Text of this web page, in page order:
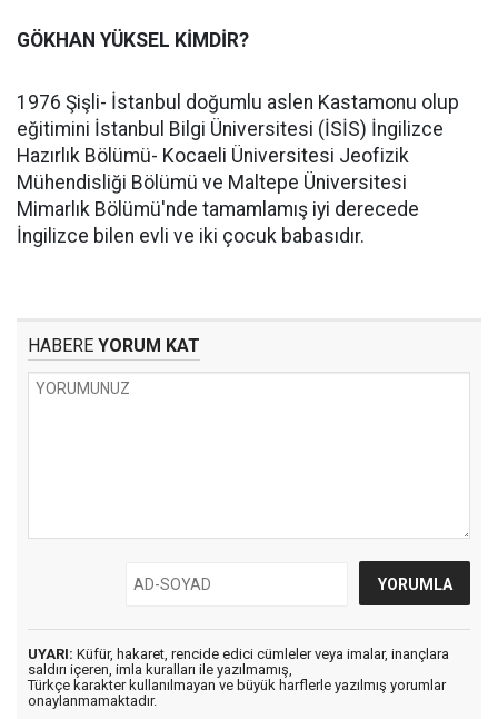
GÖKHAN YÜKSEL KİMDİR?
1976 Şişli- İstanbul doğumlu aslen Kastamonu olup
eğitimini İstanbul Bilgi Üniversitesi (İSİS) İngilizce
Hazırlık Bölümü- Kocaeli Üniversitesi Jeofizik
Mühendisliği Bölümü ve Maltepe Üniversitesi
Mimarlık Bölümü'nde tamamlamış iyi derecede
İngilizce bilen evli ve iki çocuk babasıdır.
HABERE YORUM KAT
UYARI: Küfür, hakaret, rencide edici cümleler veya imalar, inançlara
saldırı içeren, imla kuralları ile yazılmamış,
Türkçe karakter kullanılmayan ve büyük harflerle yazılmış yorumlar
onaylanmamaktadır.